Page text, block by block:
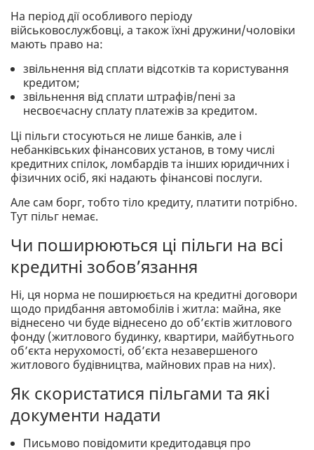
На період дії особливого періоду
військовослужбовці, а також їхні дружини/чоловіки
мають право на:
звільнення від сплати відсотків та користування
кредитом;
звільнення від сплати штрафів/пені за
несвоєчасну сплату платежів за кредитом.
Ці пільги стосуються не лише банків, але і
небанківських фінансових установ, в тому числі
кредитних спілок, ломбардів та інших юридичних і
фізичних осіб, які надають фінансові послуги.
Але сам борг, тобто тіло кредиту, платити потрібно.
Тут пільг немає.
Чи поширюються ці пільги на всі
кредитні зобов’язання
Ні, ця норма не поширюється на кредитні договори
щодо придбання автомобілів і житла: майна, яке
віднесено чи буде віднесено до об’єктів житлового
фонду (житлового будинку, квартири, майбутнього
об’єкта нерухомості, об’єкта незавершеного
житлового будівництва, майнових прав на них).
Як скористатися пільгами та які
документи надати
Письмово повідомити кредитодавця про